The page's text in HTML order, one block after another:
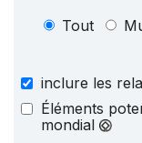
Tout
inclure les
Éléments
mondial